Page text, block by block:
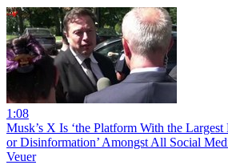
1:08
Musk’s X Is ‘the Platform With the
or Disinformation’ Amongst All Social
Veuer